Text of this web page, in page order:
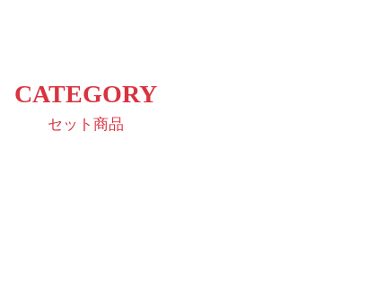
CATEGORY
セット商品